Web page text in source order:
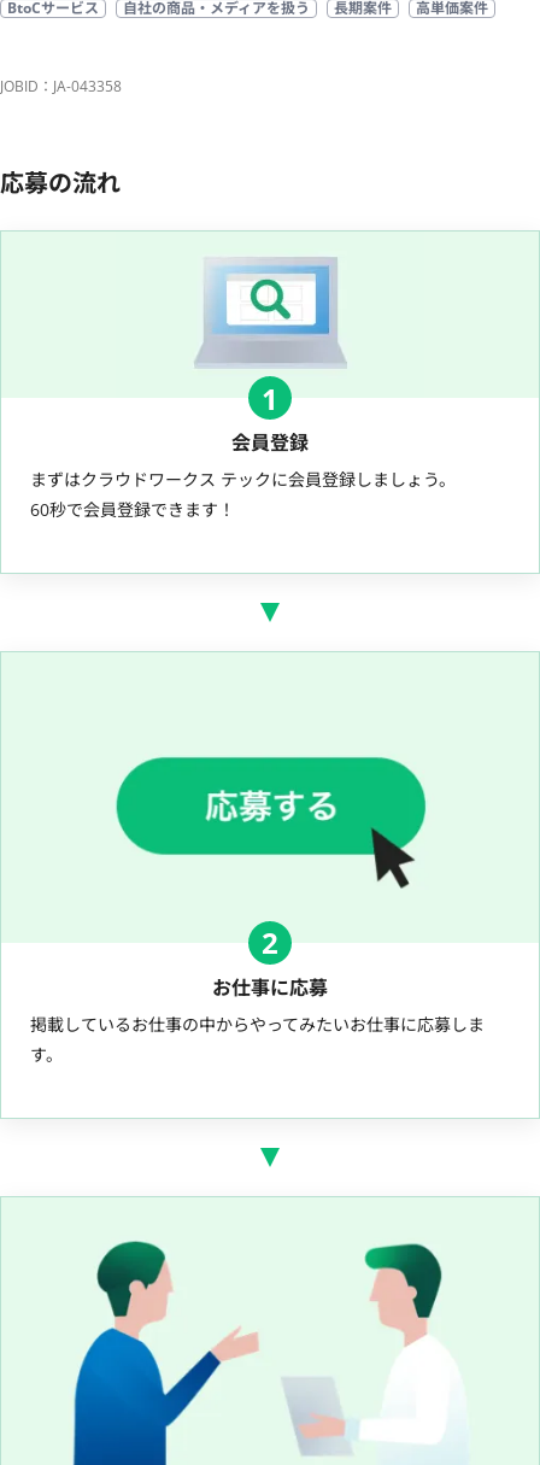
BtoCサービス
自社の商品・メディアを扱う 長期案件 高単価案件
JOBID：JA-043358
応募の流れ
1
会員登録
まずはクラウドワークス テックに会員登録しましょう。
60秒で会員登録できます！
2
お仕事に応募
掲載しているお仕事の中からやってみたいお仕事に応募しま
す。